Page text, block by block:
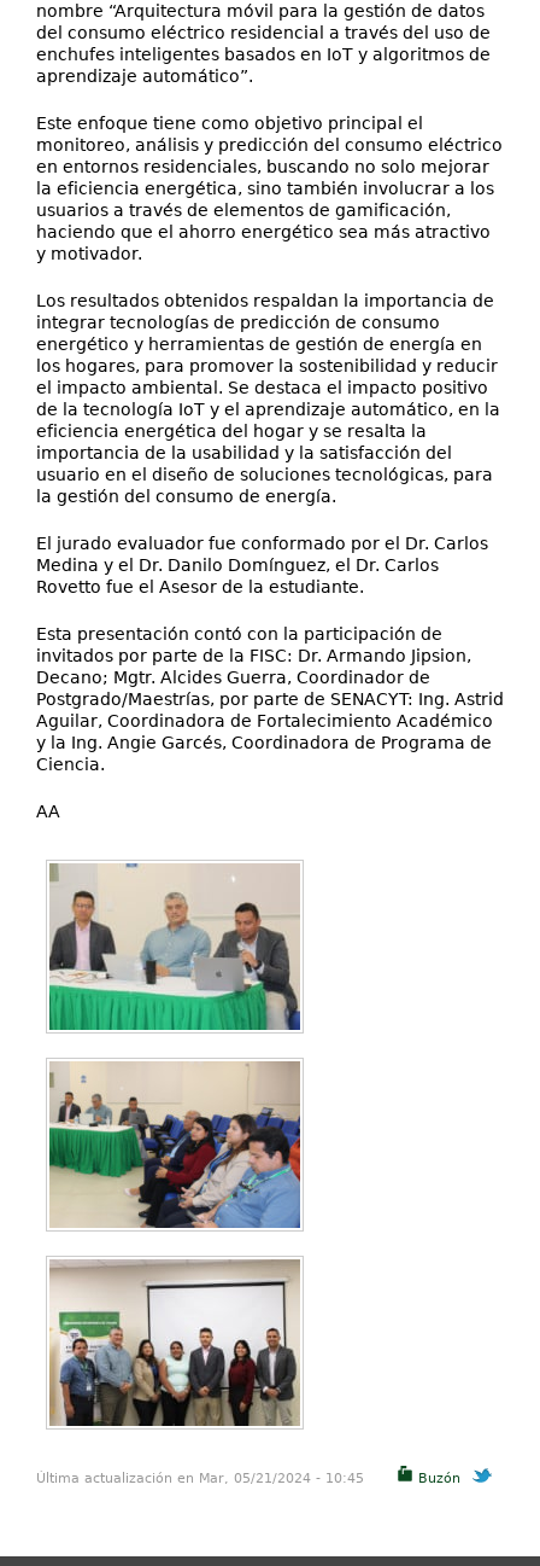
nombre “Arquitectura móvil para la gestión de datos
del consumo eléctrico residencial a través del uso de
enchufes inteligentes basados en IoT y algoritmos de
aprendizaje automático”.
Este enfoque tiene como objetivo principal el
monitoreo, análisis y predicción del consumo eléctrico
en entornos residenciales, buscando no solo mejorar
la eficiencia energética, sino también involucrar a los
usuarios a través de elementos de gamificación,
haciendo que el ahorro energético sea más atractivo
y motivador.
Los resultados obtenidos respaldan la importancia de
integrar tecnologías de predicción de consumo
energético y herramientas de gestión de energía en
los hogares, para promover la sostenibilidad y reducir
el impacto ambiental. Se destaca el impacto positivo
de la tecnología IoT y el aprendizaje automático, en la
eficiencia energética del hogar y se resalta la
importancia de la usabilidad y la satisfacción del
usuario en el diseño de soluciones tecnológicas, para
la gestión del consumo de energía.
El jurado evaluador fue conformado por el Dr. Carlos
Medina y el Dr. Danilo Domínguez, el Dr. Carlos
Rovetto fue el Asesor de la estudiante.
Esta presentación contó con la participación de
invitados por parte de la FISC: Dr. Armando Jipsion,
Decano; Mgtr. Alcides Guerra, Coordinador de
Postgrado/Maestrías, por parte de SENACYT: Ing. Astrid
Aguilar, Coordinadora de Fortalecimiento Académico
y la Ing. Angie Garcés, Coordinadora de Programa de
Ciencia.
AA
Buzón
Última actualización en Mar, 05/21/2024 - 10:45